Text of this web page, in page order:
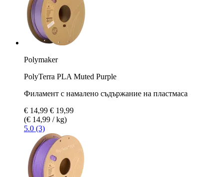
Polymaker
PolyTerra PLA Muted Purple
Филамент с намалено съдържание на пластмаса
€ 14,99 € 19,99
(€ 14,99 / kg)
5.0 (3)